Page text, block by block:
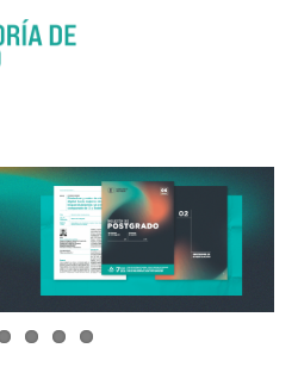
Exclusivas de Postgrado 2026